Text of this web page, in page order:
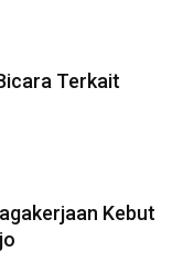
Terkait
Kebut